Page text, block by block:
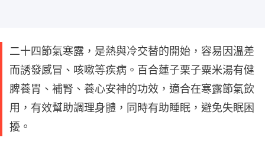
二十四節氣寒露，是熱與冷交替的開始，容易因溫差
而誘發感冒、咳嗽等疾病。百合蓮子栗子粟米湯有健
脾養胃、補腎、養心安神的功效，適合在寒露節氣飲
用，有效幫助調理身體，同時有助睡眠，避免失眠困
擾。